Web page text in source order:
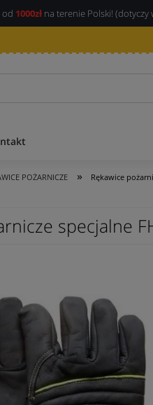
od 1000zł na terenie Polski!
POŻARNICZE » Rękawice
specjalne